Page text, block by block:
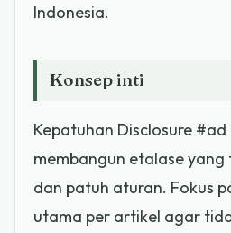
Indonesia.
Konsep inti
Kepatuhan Disclosure
membangun etalase
dan patuh aturan. Fokus
utama per artikel agar